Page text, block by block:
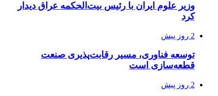
وزیر علوم ایران با رئیس بیت‌الحکمه عراق دیدار
کرد
2 روز پیش
توسعه فناوری، مسیر رقابت‌پذیری صنعت
قطعه‌سازی است
2 روز پیش